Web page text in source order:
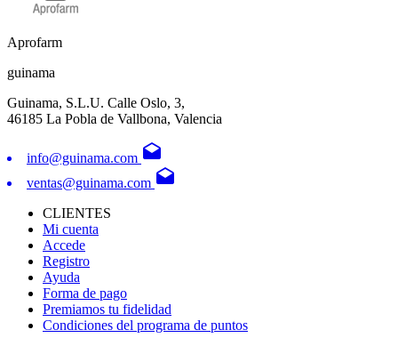
Aprofarm
guinama
Guinama, S.L.U. Calle Oslo, 3,
46185 La Pobla de Vallbona, Valencia
info@guinama.com drafts
ventas@guinama.com drafts
CLIENTES
Mi cuenta
Accede
Registro
Ayuda
Forma de pago
Premiamos tu fidelidad
Condiciones del programa de puntos